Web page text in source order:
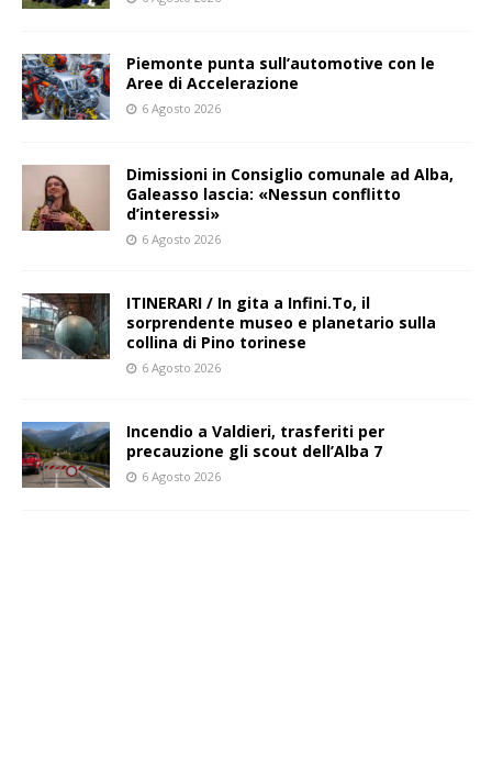
Piemonte punta sull’automotive con le
Aree di Accelerazione
6 Agosto 2026
Dimissioni in Consiglio comunale ad Alba,
Galeasso lascia: «Nessun conflitto
d’interessi»
6 Agosto 2026
ITINERARI / In gita a Infini.To, il
sorprendente museo e planetario sulla
collina di Pino torinese
6 Agosto 2026
Incendio a Valdieri, trasferiti per
precauzione gli scout dell’Alba 7
6 Agosto 2026